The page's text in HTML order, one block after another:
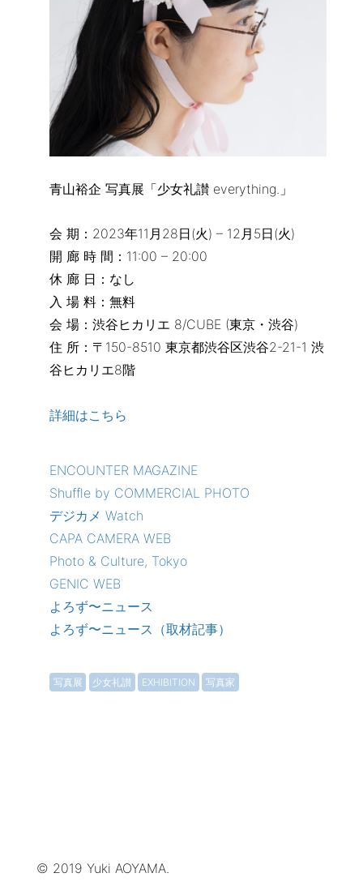
青山裕企 写真展「少女礼讃 everything.」
会 期：2023年11月28日(火) – 12月5日(火)
開 廊 時 間：11:00 – 20:00
休 廊 日：なし
入 場 料：無料
会 場：渋谷ヒカリエ 8/CUBE (東京・渋谷)
住 所：〒150-8510 東京都渋谷区渋谷2-21-1 渋
谷ヒカリエ8階
詳細はこちら
ENCOUNTER MAGAZINE
Shuffle by COMMERCIAL PHOTO
デジカメ Watch
CAPA CAMERA WEB
Photo & Culture, Tokyo
GENIC WEB
よろず〜ニュース
よろず〜ニュース（取材記事）
写真展 少女礼讃 EXHIBITION 写真家
© 2019 Yuki AOYAMA.